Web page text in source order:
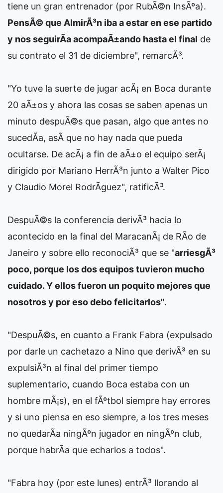
tiene un gran entrenador (por RubÃ©n InsÃºa).
PensÃ© que AlmirÃ³n iba a estar en ese partido
y nos seguirÃ­a acompaÃ±ando hasta el final de
su contrato el 31 de diciembre", remarcÃ³.
"Yo tuve la suerte de jugar acÃ¡ en Boca durante
20 aÃ±os y ahora las cosas se saben apenas un
minuto despuÃ©s que pasan, algo que antes no
sucedÃ­a, asÃ­ que no hay nada que pueda
ocultarse. De acÃ¡ a fin de aÃ±o el equipo serÃ¡
dirigido por Mariano HerrÃ³n junto a Walter Pico
y Claudio Morel RodrÃ­guez", ratificÃ³.
DespuÃ©s la conferencia derivÃ³ hacia lo
acontecido en la final del MaracanÃ¡ de RÃ­o de
Janeiro y sobre ello reconociÃ³ que se "arriesgÃ³
poco, porque los dos equipos tuvieron mucho
cuidado. Y ellos fueron un poquito mejores que
nosotros y por eso debo felicitarlos".
"DespuÃ©s, en cuanto a Frank Fabra (expulsado
por darle un cachetazo a Nino que derivÃ³ en su
expulsiÃ³n al final del primer tiempo
suplementario, cuando Boca estaba con un
hombre mÃ¡s), en el fÃºtbol siempre hay errores
y si uno piensa en eso siempre, a los tres meses
no quedarÃ­a ningÃºn jugador en ningÃºn club,
porque habrÃ­a que echarlos a todos".
"Fabra hoy (por este lunes) entrÃ³ llorando al